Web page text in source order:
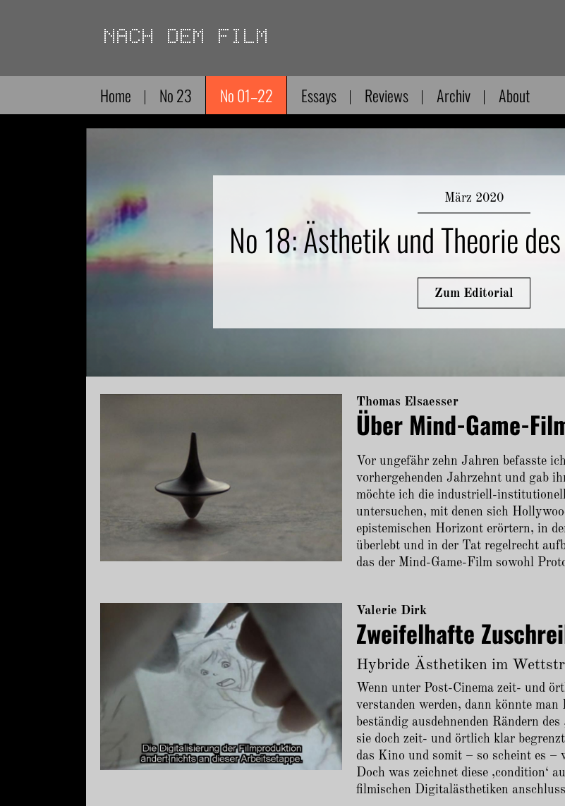
Home No 23 No 01–22 Essays Reviews Archiv About
März 2020
No 18: Ästhetik und Theorie
Zum Editorial
Thomas Elsaesser
Über Mind-Game-
Vor ungefähr zehn Jahren befasste
vorhergehenden Jahrzehnt und gab
möchte ich die industriell-
untersuchen, mit denen sich
epistemischen Horizont erörtern, in
überlebt und in der Tat regelrecht
das der Mind-Game-Film sowohl
Valerie Dirk
Zweifelhafte
Hybride Ästhetiken im
Wenn unter Post-Cinema zeit- und
verstanden werden, dann könnte
beständig ausdehnenden Rändern
sie doch zeit- und örtlich klar
das Kino und somit – so scheint es –
Doch was zeichnet diese ‚condition‘
filmischen Digitalästhetiken